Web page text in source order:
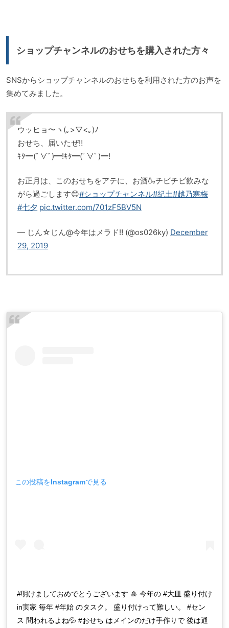
ショップチャンネルのおせちを購入された方々
SNSからショップチャンネルのおせちを利用された方のお声を
集めてみました。
ウッヒョ〜ヽ(｡>▽<｡)ﾉ
おせち、届いたぜ‼️
ｷﾀ━(ﾟ∀ﾟ)━!ｷﾀ━(ﾟ∀ﾟ)━!
お正月は、このおせちをアテに、お酒🍶チビチビ飲みな
がら過ごします😊#ショップチャンネル#紀土#越乃寒梅
#七夕 pic.twitter.com/701zF5BV5N
— じん☆じん@今年はメラド‼️ (@os026ky) December
29, 2019
この投稿をInstagramで見る
#明けましておめでとうございます 🎍 今年の #大皿 盛り付け
in実家 毎年 #年始 のタスク。 盛り付けって難しい。 #セン
ス 問われるよね💦 #おせち はメインのだけ手作りで 後は通